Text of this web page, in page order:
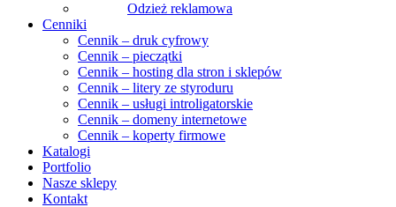
Odzież reklamowa
Cenniki
Cennik – druk cyfrowy
Cennik – pieczątki
Cennik – hosting dla stron i sklepów
Cennik – litery ze styroduru
Cennik – usługi introligatorskie
Cennik – domeny internetowe
Cennik – koperty firmowe
Katalogi
Portfolio
Nasze sklepy
Kontakt